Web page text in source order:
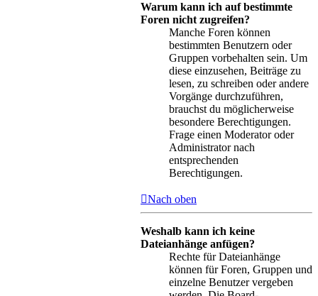
Warum kann ich auf bestimmte
Foren nicht zugreifen?
Manche Foren können
bestimmten Benutzern oder
Gruppen vorbehalten sein. Um
diese einzusehen, Beiträge zu
lesen, zu schreiben oder andere
Vorgänge durchzuführen,
brauchst du möglicherweise
besondere Berechtigungen.
Frage einen Moderator oder
Administrator nach
entsprechenden
Berechtigungen.
Nach oben
Weshalb kann ich keine
Dateianhänge anfügen?
Rechte für Dateianhänge
können für Foren, Gruppen und
einzelne Benutzer vergeben